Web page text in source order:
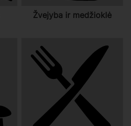
Žvejyba ir medžioklė